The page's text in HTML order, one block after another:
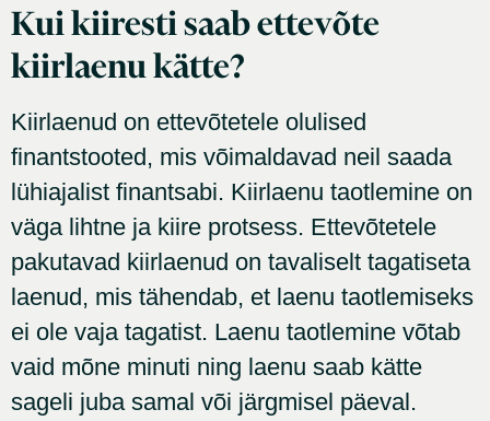
Kui kiiresti saab ettevõte
kiirlaenu kätte?
Kiirlaenud on ettevõtetele olulised
finantstooted, mis võimaldavad neil saada
lühiajalist finantsabi. Kiirlaenu taotlemine on
väga lihtne ja kiire protsess. Ettevõtetele
pakutavad kiirlaenud on tavaliselt tagatiseta
laenud, mis tähendab, et laenu taotlemiseks
ei ole vaja tagatist. Laenu taotlemine võtab
vaid mõne minuti ning laenu saab kätte
sageli juba samal või järgmisel päeval.